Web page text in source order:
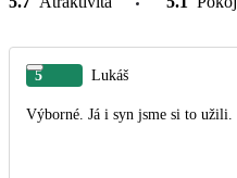
5 Lukáš
Výborné. Já i syn jsme si to užili.